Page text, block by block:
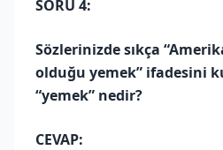
SORU 4:
Sözlerinizde sıkça
olduğu yemek” ifadesini
“yemek” nedir?
CEVAP: